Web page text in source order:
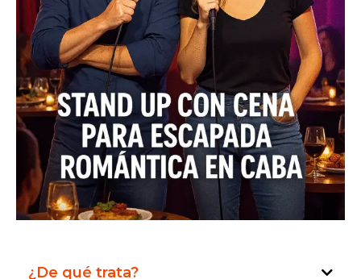
¿De qué trata?